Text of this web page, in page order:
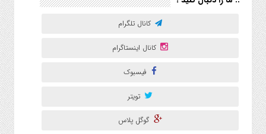
کانال تلگرام
کانال اینستاگرام
فیسبوک
تویتر
گوگل پلاس